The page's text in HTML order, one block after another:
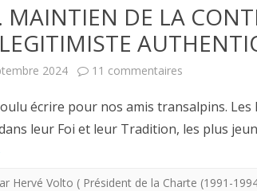
DE LA
2024 11 commentaires
Volto.
DE
écrire pour nos amis transalpins. Les
leur Foi et leur Tradition, les plus
Hervé Volto ( Président de la Charte (1991-